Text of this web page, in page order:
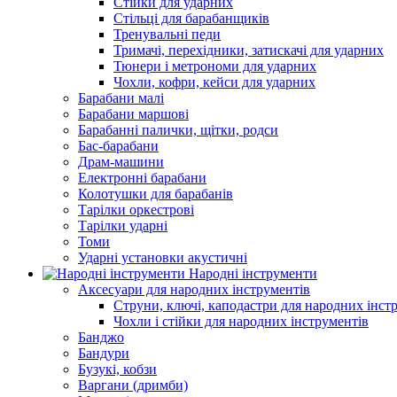
Стільці для барабанщиків
Тренувальні педи
Тримачі, перехідники, затискачі для ударних
Тюнери і метрономи для ударних
Чохли, кофри, кейси для ударних
Барабани малі
Барабани маршові
Барабанні палички, щітки, родси
Бас-барабани
Драм-машини
Електронні барабани
Колотушки для барабанів
Тарілки оркестрові
Тарілки ударні
Томи
Ударні установки акустичні
Народні інструменти
Аксесуари для народних інструментів
Струни, ключі, каподастри для народних
Чохли і стійки для народних інструментів
Банджо
Бандури
Бузукі, кобзи
Варгани (дримби)